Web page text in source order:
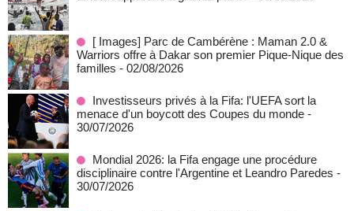
[ Images] Parc de Cambérène : Maman 2.0 &
Warriors offre à Dakar son premier Pique-Nique des
familles - 02/08/2026
Investisseurs privés à la Fifa: l'UEFA sort la
menace d'un boycott des Coupes du monde -
30/07/2026
Mondial 2026: la Fifa engage une procédure
disciplinaire contre l'Argentine et Leandro Paredes -
30/07/2026